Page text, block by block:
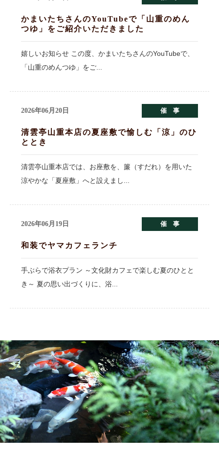
かまいたちさんのYouTubeで「山重のめん
つゆ」をご紹介いただきました
嬉しいお知らせ この度、かまいたちさんのYouTubeで、
「山重のめんつゆ」をご...
2026年06月20日 催 事
清雲亭山重本店の夏座敷で愉しむ「涼」のひ
ととき
清雲亭山重本店では、お座敷を、簾（すだれ）を用いた
涼やかな「夏座敷」へと設えまし...
2026年06月19日 催 事
和装でヤマカフェランチ
手ぶらで浴衣プラン ～文化財カフェで楽しむ夏のひとと
き～ 夏の思い出づくりに、浴...